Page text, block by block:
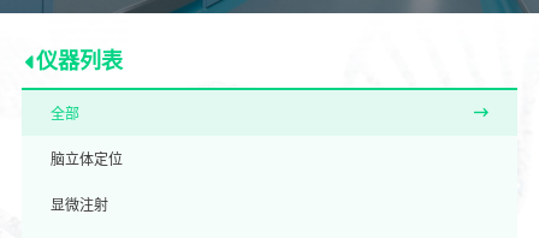
仪器列表
全部
脑立体定位
显微注射